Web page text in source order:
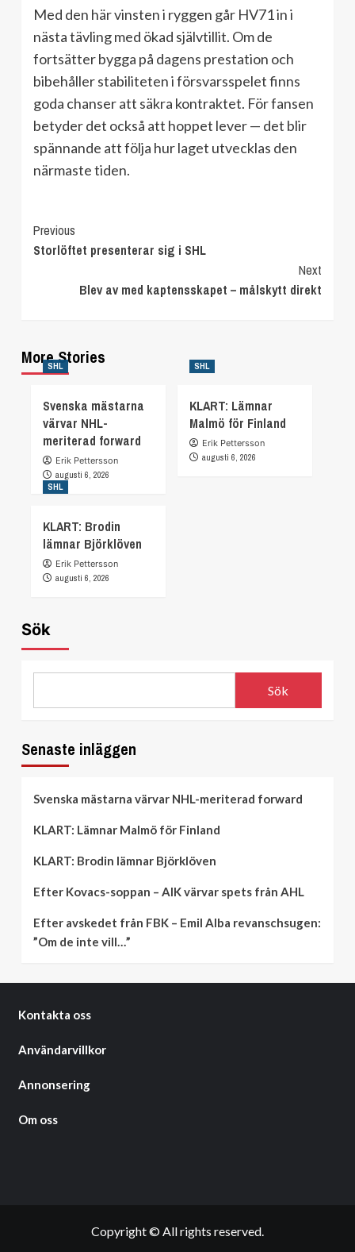
Med den här vinsten i ryggen går HV71 in i
nästa tävling med ökad självtillit. Om de
fortsätter bygga på dagens prestation och
bibehåller stabiliteten i försvarsspelet finns
goda chanser att säkra kontraktet. För fansen
betyder det också att hoppet lever — det blir
spännande att följa hur laget utvecklas den
närmaste tiden.
Continue
Reading
Previous
Storlöftet presenterar sig i SHL
Next
Blev av med kaptensskapet – målskytt direkt
More Stories
SHL
Svenska mästarna
värvar NHL-
meriterad forward
Erik Pettersson
augusti 6, 2026
SHL
KLART: Lämnar
Malmö för Finland
Erik Pettersson
augusti 6, 2026
SHL
KLART: Brodin
lämnar Björklöven
Erik Pettersson
augusti 6, 2026
Sök
Sök
Senaste inläggen
Svenska mästarna värvar NHL-meriterad forward
KLART: Lämnar Malmö för Finland
KLART: Brodin lämnar Björklöven
Efter Kovacs-soppan – AIK värvar spets från AHL
Efter avskedet från FBK – Emil Alba revanschsugen:
”Om de inte vill…”
Kontakta oss
Användarvillkor
Annonsering
Om oss
Copyright © All rights reserved.